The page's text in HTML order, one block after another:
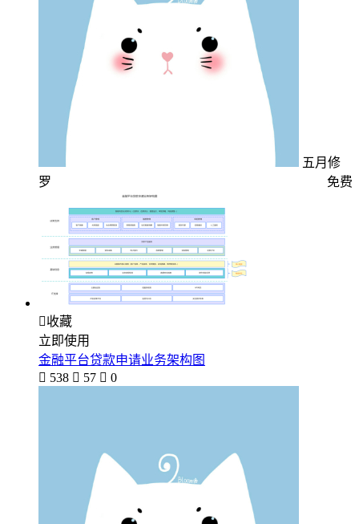
五月修
罗
免费
收藏
立即使用
金融平台贷款申请业务架构图
 538  57  0